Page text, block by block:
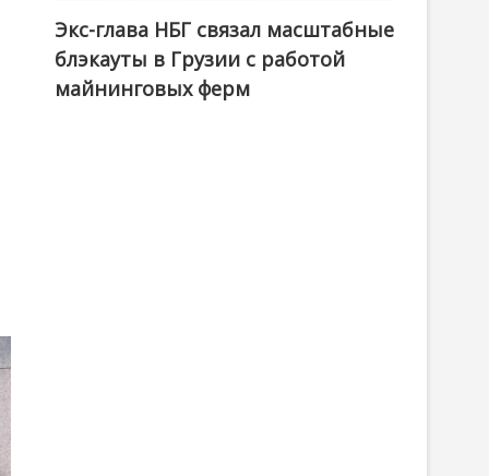
Экс-глава НБГ связал масштабные
блэкауты в Грузии с работой
майнинговых ферм